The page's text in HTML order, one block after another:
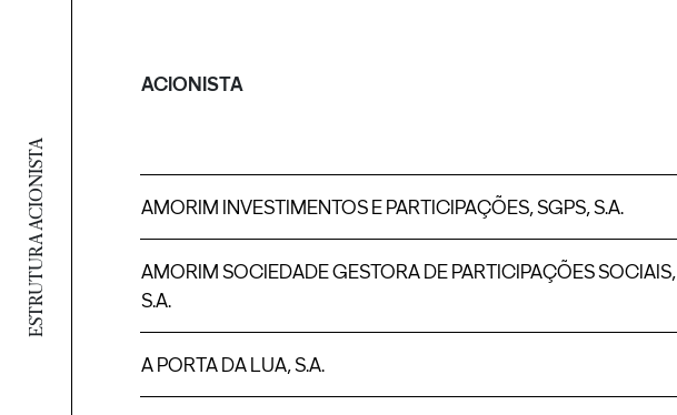
ESTRUTURA ACIONISTA
ACIONISTA
AMORIM INVESTIMENTOS E PARTICIPAÇÕES, SGPS, S.A.
AMORIM SOCIEDADE GESTORA DE PARTICIPAÇÕES SOCIAIS,
S.A.
A PORTA DA LUA, S.A.